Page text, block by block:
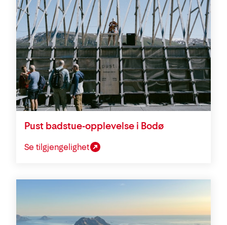
Pust badstue-opplevelse i Bodø
Se tilgjengelighet